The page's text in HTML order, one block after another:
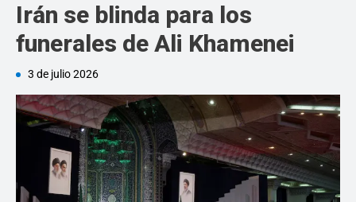
Irán se blinda para los
funerales de Ali Khamenei
3 de julio 2026